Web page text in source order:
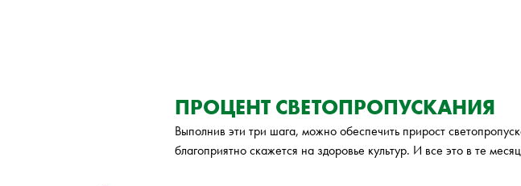
ПРОЦЕНТ СВЕТОПРОПУСКАНИЯ
Выполнив эти три шага, можно обеспечить прирост
благоприятно скажется на здоровье культур. И все это в те